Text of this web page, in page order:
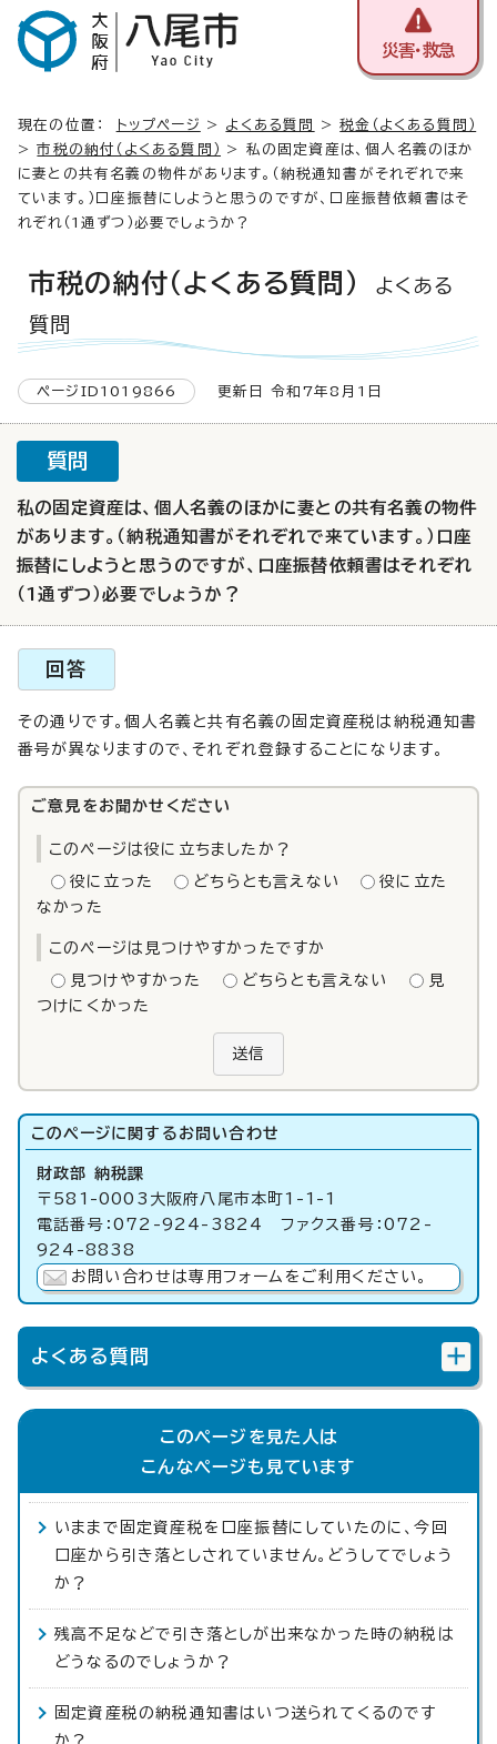
災害・救急
現在の位置： トップページ > よくある質問 >税金（よくある質問）
>市税の納付（よくある質問）
> 私の固定資産は、個人名義のほか
に妻との共有名義の物件があります。（納税通知書がそれぞれで来
ています。）口座振替にしようと思うのですが、口座振替依頼書はそ
れぞれ（1通ずつ）必要でしょうか？
市税の納付（よくある質問）
よくある
質問
ページID1019866 更新日 令和7年8月1日
質問
私の固定資産は、個人名義のほかに妻との共有名義の物件
があります。（納税通知書がそれぞれで来ています。）口座
振替にしようと思うのですが、口座振替依頼書はそれぞれ
（1通ずつ）必要でしょうか？
回答
その通りです。個人名義と共有名義の固定資産税は納税通知書
番号が異なりますので、それぞれ登録することになります。
ご意見をお聞かせください
このページは役に立ちましたか？
役に立った どちらとも言えない
役に立た
なかった
このページは見つけやすかったですか
見つけやすかった どちらとも言えない
見
つけにくかった
送信
このページに関する お問い合わせ
財政部 納税課
〒581-0003大阪府八尾市本町1-1-1
電話番号：072-924-3824 ファクス番号：072-
924-8838
お問い合わせは専用フォームをご利用ください。
よくある質問
このページを見た人は
こんなページも見ています
いままで固定資産税を口座振替にしていたのに、今回
口座から引き落としされていません。どうしてでしょう
か？
残高不足などで引き落としが出来なかった時の納税は
どうなるのでしょうか？
固定資産税の納税通知書はいつ送られてくるのです
か？